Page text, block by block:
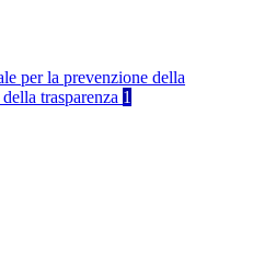
per la prevenzione della
trasparenza 1